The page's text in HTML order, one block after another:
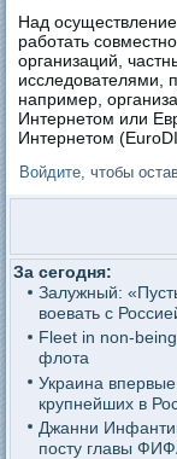
Над
работать
организаций,
исследователями,
например,
Интернетом или
Интернетом
Войдите, чтобы
За сегодня:
Залужный:
воевать с
Fleet in non-
флота
Украина
крупнейших в
Джанни
посту главы